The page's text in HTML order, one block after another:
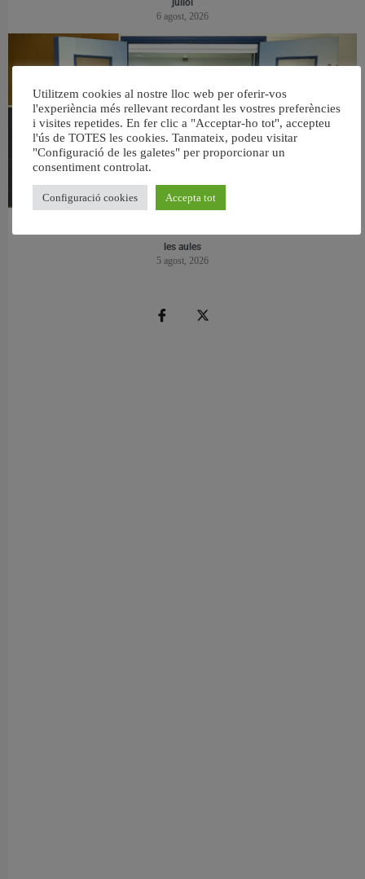
6 agost, 2026
les aules
5 agost, 2026
Utilitzem cookies al nostre lloc web per oferir-vos
l'experiència més rellevant recordant les vostres preferències
i visites repetides. En fer clic a "Acceptar-ho tot", accepteu
l'ús de TOTES les cookies. Tanmateix, podeu visitar
"Configuració de les galetes" per proporcionar un
consentiment controlat.
Configuració cookies Accepta tot